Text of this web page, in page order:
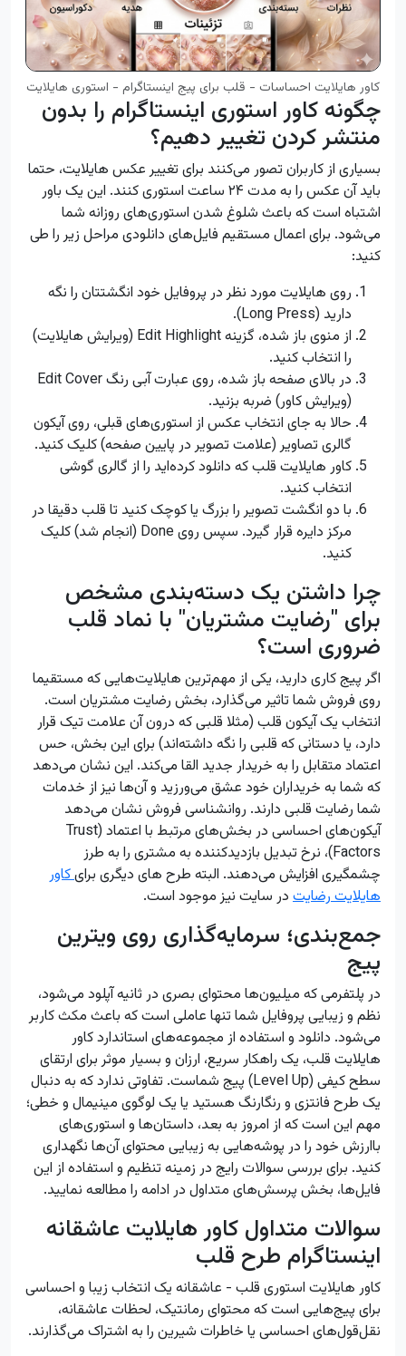
کاور هایلایت احساسات - قلب برای پیج اینستاگرام - استوری هایلایت
چگونه کاور استوری اینستاگرام را بدون
منتشر کردن تغییر دهیم؟
بسیاری از کاربران تصور می‌کنند برای تغییر عکس هایلایت، حتما
باید آن عکس را به مدت ۲۴ ساعت استوری کنند. این یک باور
اشتباه است که باعث شلوغ شدن استوری‌های روزانه شما
می‌شود. برای اعمال مستقیم فایل‌های دانلودی مراحل زیر را طی
کنید:
روی هایلایت مورد نظر در پروفایل خود انگشتتان را نگه
دارید (Long Press).
از منوی باز شده، گزینه Edit Highlight (ویرایش هایلایت)
را انتخاب کنید.
در بالای صفحه باز شده، روی عبارت آبی رنگ Edit Cover
(ویرایش کاور) ضربه بزنید.
حالا به جای انتخاب عکس از استوری‌های قبلی، روی آیکون
گالری تصاویر (علامت تصویر در پایین صفحه) کلیک کنید.
کاور هایلایت قلب که دانلود کرده‌اید را از گالری گوشی
انتخاب کنید.
با دو انگشت تصویر را بزرگ یا کوچک کنید تا قلب دقیقا در
مرکز دایره قرار گیرد. سپس روی Done (انجام شد) کلیک
کنید.
چرا داشتن یک دسته‌بندی مشخص
برای "رضایت مشتریان" با نماد قلب
ضروری است؟
اگر پیج کاری دارید، یکی از مهم‌ترین هایلایت‌هایی که مستقیما
روی فروش شما تاثیر می‌گذارد، بخش رضایت مشتریان است.
انتخاب یک آیکون قلب (مثلا قلبی که درون آن علامت تیک قرار
دارد، یا دستانی که قلبی را نگه داشته‌اند) برای این بخش، حس
اعتماد متقابل را به خریدار جدید القا می‌کند. این نشان می‌دهد
که شما به خریداران خود عشق می‌ورزید و آن‌ها نیز از خدمات
شما رضایت قلبی دارند. روانشناسی فروش نشان می‌دهد
آیکون‌های احساسی در بخش‌های مرتبط با اعتماد (Trust
Factors)، نرخ تبدیل بازدیدکننده به مشتری را به طرز
چشمگیری افزایش می‌دهند. البته طرح های دیگری برایکاور
هایلایت رضایت در سایت نیز موجود است.
جمع‌بندی؛ سرمایه‌گذاری روی ویترین
پیج
در پلتفرمی که میلیون‌ها محتوای بصری در ثانیه آپلود می‌شود،
نظم و زیبایی پروفایل شما تنها عاملی است که باعث مکث کاربر
می‌شود. دانلود و استفاده از مجموعه‌های استاندارد کاور
هایلایت قلب، یک راهکار سریع، ارزان و بسیار موثر برای ارتقای
سطح کیفی (Level Up) پیج شماست. تفاوتی ندارد که به دنبال
یک طرح فانتزی و رنگارنگ هستید یا یک لوگوی مینیمال و خطی؛
مهم این است که از امروز به بعد، داستان‌ها و استوری‌های
باارزش خود را در پوشه‌هایی به زیبایی محتوای آن‌ها نگهداری
کنید. برای بررسی سوالات رایج در زمینه تنظیم و استفاده از این
فایل‌ها، بخش پرسش‌های متداول در ادامه را مطالعه نمایید.
سوالات متداول کاور هایلایت عاشقانه
اینستاگرام طرح قلب
کاور هایلایت استوری قلب - عاشقانه یک انتخاب زیبا و احساسی
برای پیج‌هایی است که محتوای رمانتیک، لحظات عاشقانه،
نقل‌قول‌های احساسی یا خاطرات شیرین را به اشتراک می‌گذارند.